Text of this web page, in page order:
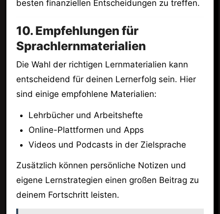
besten finanziellen Entscheidungen zu treffen.
10. Empfehlungen für
Sprachlernmaterialien
Die Wahl der richtigen Lernmaterialien kann
entscheidend für deinen Lernerfolg sein. Hier
sind einige empfohlene Materialien:
Lehrbücher und Arbeitshefte
Online-Plattformen und Apps
Videos und Podcasts in der Zielsprache
Zusätzlich können persönliche Notizen und
eigene Lernstrategien einen großen Beitrag zu
deinem Fortschritt leisten.